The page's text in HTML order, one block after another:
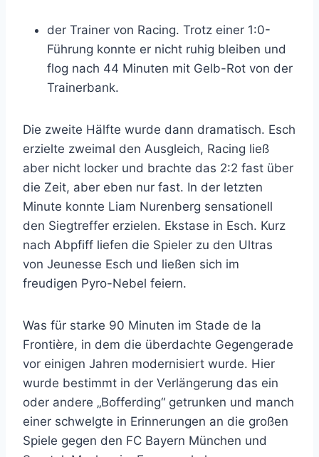
der Trainer von Racing. Trotz einer 1:0-
Führung konnte er nicht ruhig bleiben und
flog nach 44 Minuten mit Gelb-Rot von der
Trainerbank.
Die zweite Hälfte wurde dann dramatisch. Esch
erzielte zweimal den Ausgleich, Racing ließ
aber nicht locker und brachte das 2:2 fast über
die Zeit, aber eben nur fast. In der letzten
Minute konnte Liam Nurenberg sensationell
den Siegtreffer erzielen. Ekstase in Esch. Kurz
nach Abpfiff liefen die Spieler zu den Ultras
von Jeunesse Esch und ließen sich im
freudigen Pyro-Nebel feiern.
Was für starke 90 Minuten im Stade de la
Frontière, in dem die überdachte Gegengerade
vor einigen Jahren modernisiert wurde. Hier
wurde bestimmt in der Verlängerung das ein
oder andere „Bofferding“ getrunken und manch
einer schwelgte in Erinnerungen an die großen
Spiele gegen den FC Bayern München und